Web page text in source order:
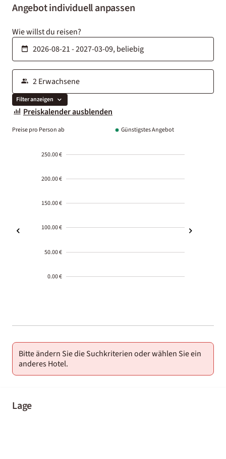
Angebot individuell anpassen
Wie willst du reisen?
Filter anzeigen
Preiskalender ausblenden
Preise pro Person ab Günstigstes Angebot
250.00 €
200.00 €
150.00 €
100.00 €
50.00 €
0.00 €
01-02
Bitte ändern Sie die Suchkriterien oder wählen Sie ein
anderes Hotel.
Lage